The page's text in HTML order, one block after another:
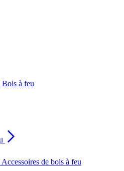
Bols à feu
Accessoires de bols à feu